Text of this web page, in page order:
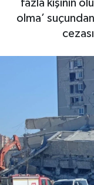
fazla kişinin
olma’